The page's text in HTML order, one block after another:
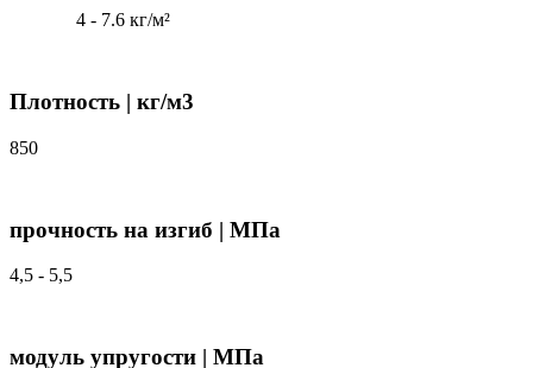
4 - 7.6 кг/м²
Плотность | кг/м3
850
прочность на изгиб | МПа
4,5 - 5,5
модуль упругости | МПа